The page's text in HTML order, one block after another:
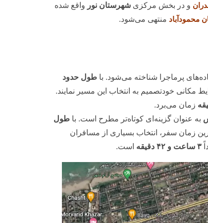
و در بخش مرکزی شهرستان نور واقع شده
محمودآباد منتهی می‌شود.
پرماجرا شناخته می‌شود. با طول حدود
خودتصمیم به انتخاب این مسیر نمایند.
زمان می‌برد.
به عنوان گزینه‌ای کوتاه‌تر مطرح است. با طول
زمان سفر، انتخاب بسیاری از مسافران
۳ ساعت و ۴۲ دقیقه است.